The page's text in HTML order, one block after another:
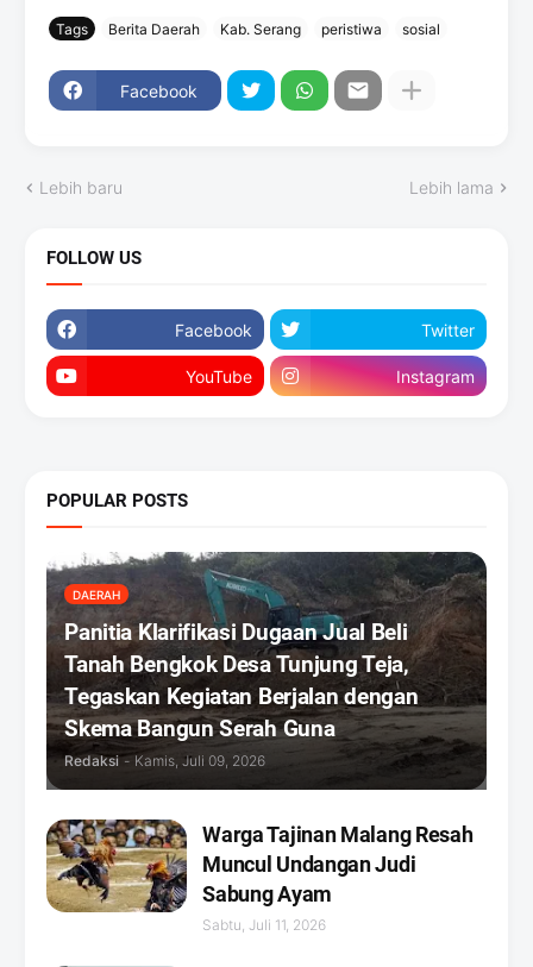
Tags Berita Daerah Kab. Serang peristiwa sosial
Facebook
Lebih baru Lebih lama
FOLLOW US
Facebook Twitter
YouTube Instagram
POPULAR POSTS
DAERAH
Panitia Klarifikasi Dugaan Jual Beli
Tanah Bengkok Desa Tunjung Teja,
Tegaskan Kegiatan Berjalan dengan
Skema Bangun Serah Guna
Redaksi - Kamis, Juli 09, 2026
Warga Tajinan Malang Resah
Muncul Undangan Judi
Sabung Ayam
Sabtu, Juli 11, 2026